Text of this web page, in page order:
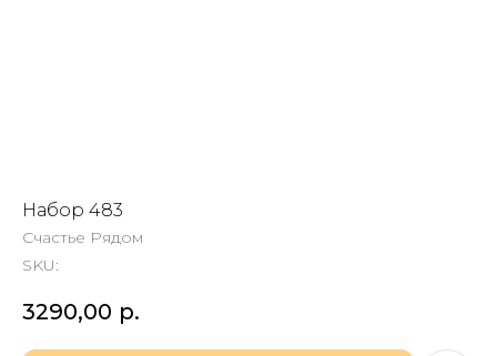
Набор 483
Счастье Рядом
SKU:
3290,00 р.